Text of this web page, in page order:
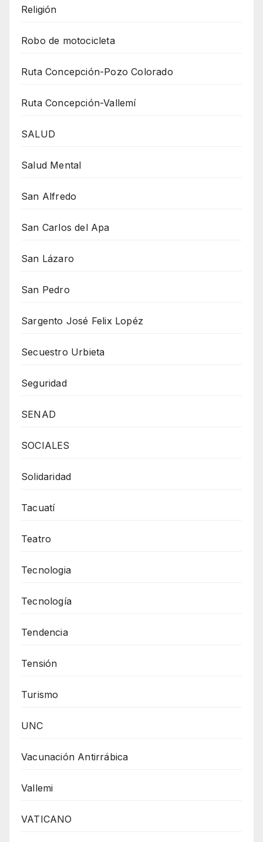
Religión
Robo de motocicleta
Ruta Concepción-Pozo Colorado
Ruta Concepción-Vallemí
SALUD
Salud Mental
San Alfredo
San Carlos del Apa
San Lázaro
San Pedro
Sargento José Felix Lopéz
Secuestro Urbieta
Seguridad
SENAD
SOCIALES
Solidaridad
Tacuatí
Teatro
Tecnologia
Tecnología
Tendencia
Tensión
Turismo
UNC
Vacunación Antirrábica
Vallemi
VATICANO